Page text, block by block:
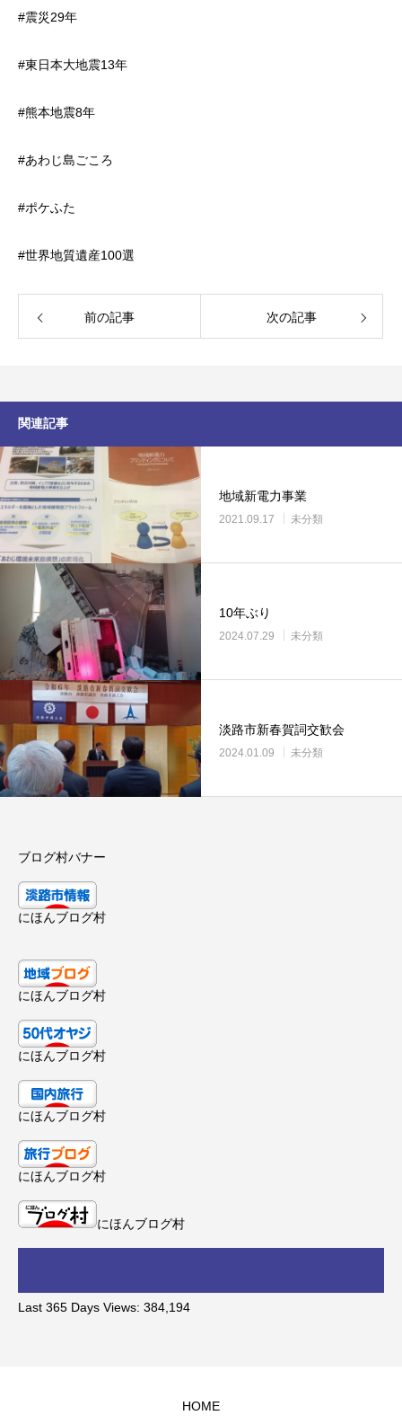
#震災29年
#東日本大地震13年
#熊本地震8年
#あわじ島ごころ
#ポケふた
#世界地質遺産100選
前の記事 次の記事
関連記事
地域新電力事業
2021.09.17 未分類
10年ぶり
2024.07.29 未分類
淡路市新春賀詞交歓会
2024.01.09 未分類
ブログ村バナー
にほんブログ村
にほんブログ村
にほんブログ村
にほんブログ村
にほんブログ村
にほんブログ村
Last 365 Days Views: 384,194
HOME